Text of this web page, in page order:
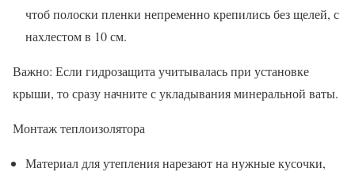
чтоб полоски пленки непременно крепились без щелей, с
нахлестом в 10 см.
Важно: Если гидрозащита учитывалась при установке
крыши, то сразу начните с укладывания минеральной ваты.
Монтаж теплоизолятора
Материал для утепления нарезают на нужные кусочки,